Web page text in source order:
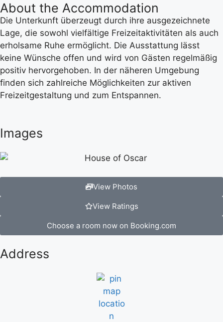
About the Accommodation
Die Unterkunft überzeugt durch ihre ausgezeichnete
Lage, die sowohl vielfältige Freizeitaktivitäten als auch
erholsame Ruhe ermöglicht. Die Ausstattung lässt
keine Wünsche offen und wird von Gästen regelmäßig
positiv hervorgehoben. In der näheren Umgebung
finden sich zahlreiche Möglichkeiten zur aktiven
Freizeitgestaltung und zum Entspannen.
Images
View Photos
View Ratings
Choose a room now on Booking.com
Address